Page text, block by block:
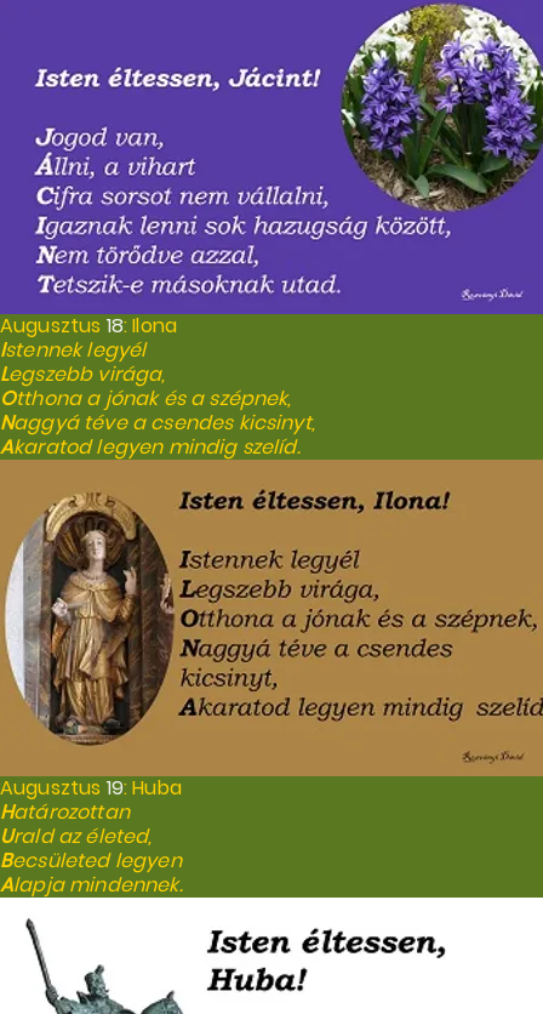
Augusztus 18: Ilona
Istennek legyél
Legszebb virága,
Otthona a jónak és a szépnek,
Naggyá téve a csendes kicsinyt,
Akaratod legyen mindig szelíd.
Augusztus 19: Huba
Határozottan
Urald az életed,
Becsületed legyen
Alapja mindennek.